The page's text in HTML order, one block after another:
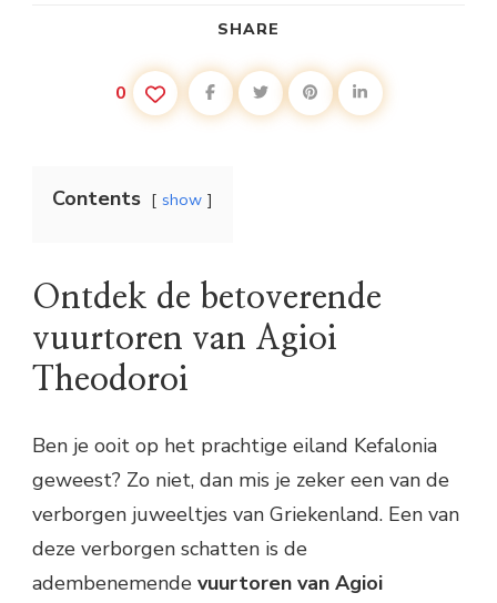
SHARE
0
Contents show
Ontdek de betoverende
vuurtoren van Agioi
Theodoroi
Ben je ooit op het prachtige eiland Kefalonia
geweest? Zo niet, dan mis je zeker een van de
verborgen juweeltjes van Griekenland. Een van
deze verborgen schatten is de
adembenemende vuurtoren van Agioi